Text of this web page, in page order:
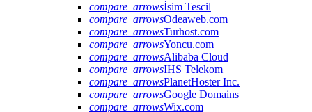
compare_arrowsİsim Tescil
compare_arrowsOdeaweb.com
compare_arrowsTurhost.com
compare_arrowsYoncu.com
compare_arrowsAlibaba Cloud
compare_arrowsIHS Telekom
compare_arrowsPlanetHoster Inc.
compare_arrowsGoogle Domains
compare_arrowsWix.com